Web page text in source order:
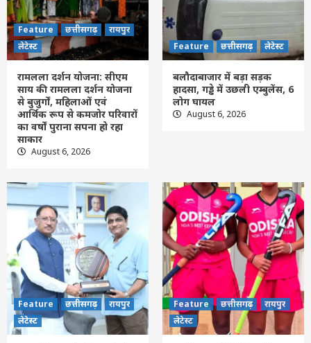
Feature छत्तीसगढ़ लेटेस्ट
उप मुख्यमंत्री विजय शर्मा ने राष्ट्रपति भवन से आमंत्रण
मिलने पर रेणुका गोस्वामी को दी बधाई
Feature छत्तीसगढ़
रायपुर
लेटेस्ट
रामलला दर्शन योजना: सीएम
साय की रामलला दर्शन योजना
से बुजुर्गों, महिलाओं एवं
आर्थिक रूप से कमजोर परिवारों
का वर्षों पुराना सपना हो रहा
साकार
August 6, 2026
Feature छत्तीसगढ़ लेटेस्ट
बलौदाबाजार में बड़ा सड़क
हादसा, गड्ढे में उछली एम्बुलेंस, 6
लोग घायल
August 6, 2026
Feature छत्तीसगढ़
रायपुर
लेटेस्ट
Feature छत्तीसगढ़
रायपुर
लेटेस्ट